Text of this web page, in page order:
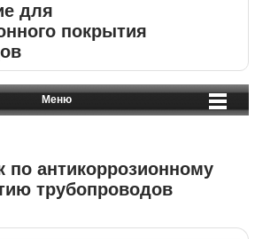
для
покрытия
Меню
по антикоррозионному
трубопроводов